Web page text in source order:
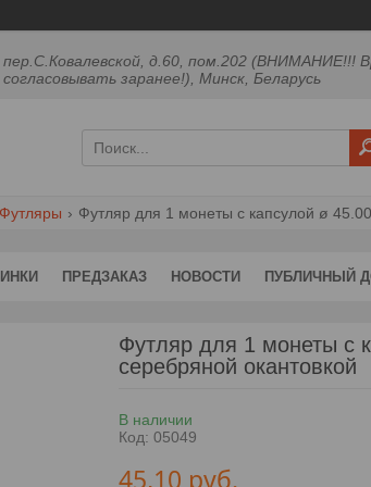
пер.С.Ковалевской, д.60, пом.202 (ВНИМАНИЕ!!!
согласовывать заранее!), Минск, Беларусь
Футляры Футляр для 1 монеты с капсулой ø
ПРЕДЗАКАЗ НОВОСТИ ПУБЛИЧНЫЙ
Футляр для 1 монеты с
серебряной окантовкой
В наличии
Код: 05049
45,10 руб.